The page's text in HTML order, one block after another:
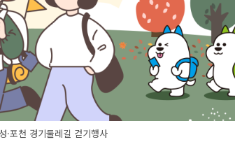
·포천 경기둘레길 걷기행사